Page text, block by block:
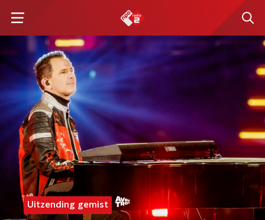
Uitzending gemist